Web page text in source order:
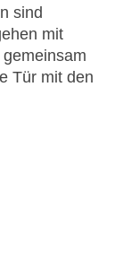
sind
mit
Tür mit den